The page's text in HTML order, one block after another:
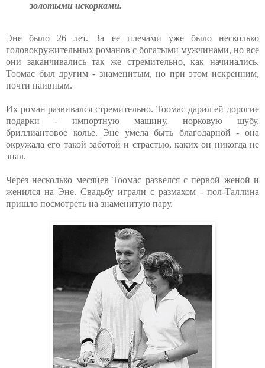
золотыми искорками.
Эне было 26 лет. За ее плечами уже было несколько
головокружительных романов с богатыми мужчинами, но все
они заканчивались так же стремительно, как начинались.
Тоомас был другим - знаменитым, но при этом искренним,
почти наивным.
Их роман развивался стремительно. Тоомас дарил ей дорогие
подарки - импортную машину, норковую шубу,
бриллиантовое колье. Эне умела быть благодарной - она
окружала его такой заботой и страстью, каких он никогда не
знал.
Через несколько месяцев Тоомас развелся с первой женой и
женился на Эне. Свадьбу играли с размахом - пол-Таллина
пришло посмотреть на знаменитую пару.